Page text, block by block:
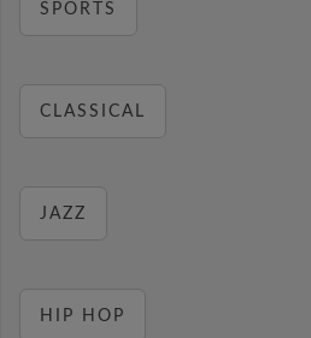
SPORTS
CLASSICAL
JAZZ
HIP HOP